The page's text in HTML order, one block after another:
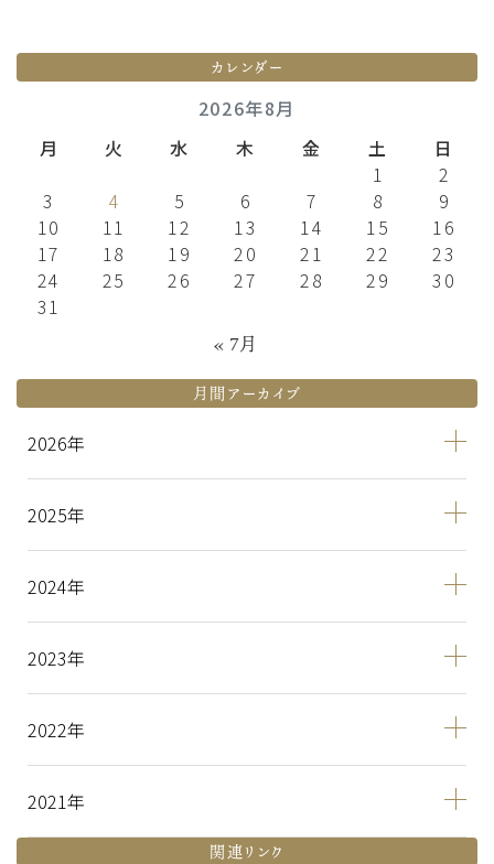
カレンダー
2026年8月
月
火 水 木 金 土
日
1
2
3
4 5 6 7 8
9
10
11 12 13 14 15
16
17
18 19 20 21 22
23
24
25 26 27 28 29
30
31
« 7月
月間アーカイブ
2026
2025
2024
2023
2022
2021
関連リンク